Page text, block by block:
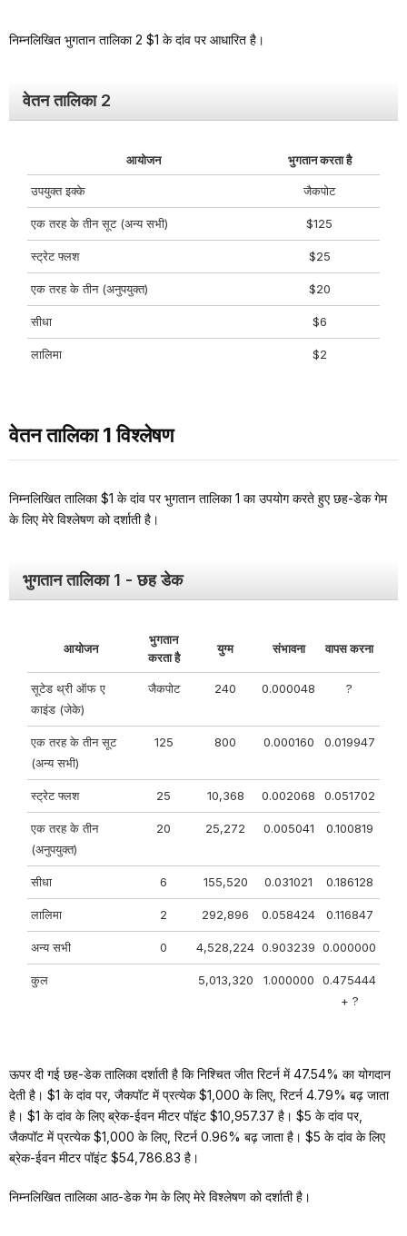
निम्नलिखित भुगतान तालिका 2 $1 के दांव पर आधारित है।
वेतन तालिका 2
आयोजन भुगतान करता है
उपयुक्त इक्के जैकपोट
एक तरह के तीन सूट (अन्य सभी) $125
स्ट्रेट फ्लश $25
एक तरह के तीन (अनुपयुक्त) $20
सीधा $6
लालिमा $2
वेतन तालिका 1 विश्लेषण
निम्नलिखित तालिका $1 के दांव पर भुगतान तालिका 1 का उपयोग करते हुए छह-डेक गेम
के लिए मेरे विश्लेषण को दर्शाती है।
भुगतान तालिका 1 - छह डेक
आयोजन
भुगतान
करता है
युग्म संभावना वापस करना
सूटेड थ्री ऑफ ए
काइंड (जेके)
जैकपोट 240 0.000048 ?
एक तरह के तीन सूट
(अन्य सभी)
125 800 0.000160 0.019947
स्ट्रेट फ्लश 25 10,368 0.002068 0.051702
एक तरह के तीन
(अनुपयुक्त)
20 25,272 0.005041 0.100819
सीधा 6 155,520 0.031021 0.186128
लालिमा 2 292,896 0.058424 0.116847
अन्य सभी 0 4,528,224 0.903239 0.000000
कुल 5,013,320 1.000000
0.475444
+ ?
ऊपर दी गई छह-डेक तालिका दर्शाती है कि निश्चित जीत रिटर्न में 47.54% का योगदान
देती है। $1 के दांव पर, जैकपॉट में प्रत्येक $1,000 के लिए, रिटर्न 4.79% बढ़ जाता
है। $1 के दांव के लिए ब्रेक-ईवन मीटर पॉइंट $10,957.37 है। $5 के दांव पर,
जैकपॉट में प्रत्येक $1,000 के लिए, रिटर्न 0.96% बढ़ जाता है। $5 के दांव के लिए
ब्रेक-ईवन मीटर पॉइंट $54,786.83 है।
निम्नलिखित तालिका आठ-डेक गेम के लिए मेरे विश्लेषण को दर्शाती है।